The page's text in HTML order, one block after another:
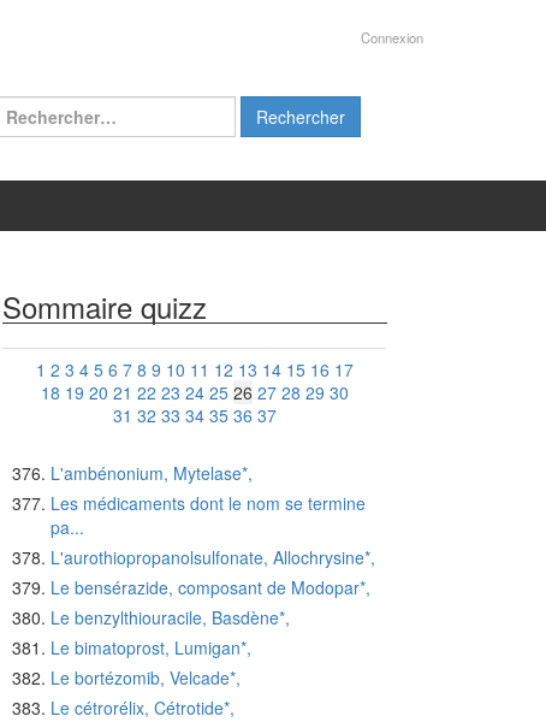
Connexion
Rechercher :
Sommaire quizz
1 2 3 4 5 6 7 8 9 10 11 12 13 14 15 16 17
18 19 20 21 22 23 24 25 26 27 28 29 30
31 32 33 34 35 36 37
L'ambénonium, Mytelase*,
Les médicaments dont le nom se termine
pa...
L'aurothiopropanolsulfonate, Allochrysine*,
Le bensérazide, composant de Modopar*,
Le benzylthiouracile, Basdène*,
Le bimatoprost, Lumigan*,
Le bortézomib, Velcade*,
Le cétrorélix, Cétrotide*,